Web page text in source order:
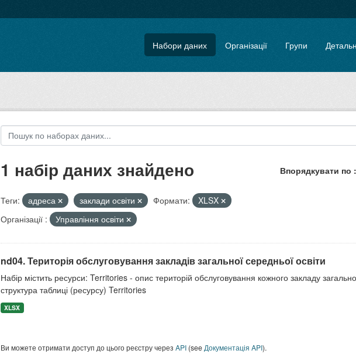
Набори даних Організації Групи
Впорядкувати по
1 набір даних знайдено
Теги: адреса заклади освіти Формати:
XLSX
Організації :
Управління освіти
nd04. Територія обслуговування закладів загальної середньої освіти
Набір містить ресурси: Territories - опис територій обслуговування кожного закладу
структура таблиці (ресурсу) Territories
XLSX
Ви можете отримати доступ до цього реєстру через API(see Документація API).